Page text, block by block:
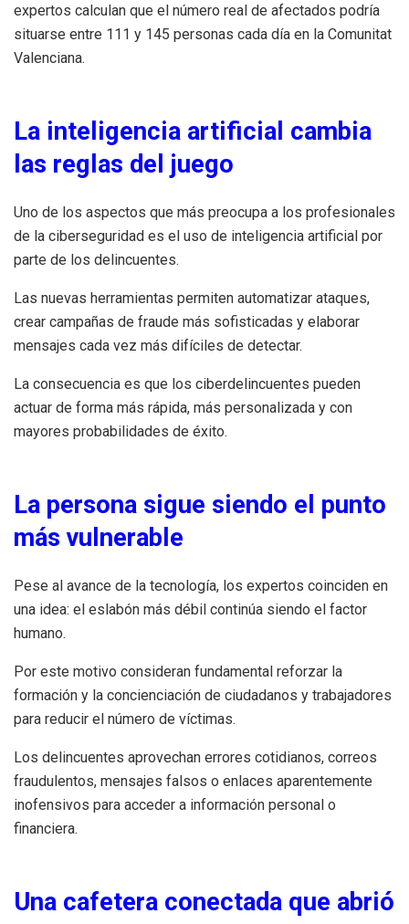
expertos calculan que el número real de afectados podría
situarse entre 111 y 145 personas cada día en la Comunitat
Valenciana.
La inteligencia artificial cambia
las reglas del juego
Uno de los aspectos que más preocupa a los profesionales
de la ciberseguridad es el uso de inteligencia artificial por
parte de los delincuentes.
Las nuevas herramientas permiten automatizar ataques,
crear campañas de fraude más sofisticadas y elaborar
mensajes cada vez más difíciles de detectar.
La consecuencia es que los ciberdelincuentes pueden
actuar de forma más rápida, más personalizada y con
mayores probabilidades de éxito.
La persona sigue siendo el punto
más vulnerable
Pese al avance de la tecnología, los expertos coinciden en
una idea: el eslabón más débil continúa siendo el factor
humano.
Por este motivo consideran fundamental reforzar la
formación y la concienciación de ciudadanos y trabajadores
para reducir el número de víctimas.
Los delincuentes aprovechan errores cotidianos, correos
fraudulentos, mensajes falsos o enlaces aparentemente
inofensivos para acceder a información personal o
financiera.
Una cafetera conectada que abrió